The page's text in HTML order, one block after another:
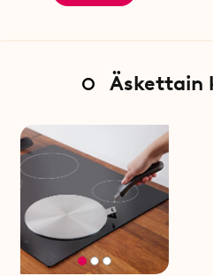
käsinpesua suositellaan
Pakkauskohtainen määrä: 1 kpl
Äskettain